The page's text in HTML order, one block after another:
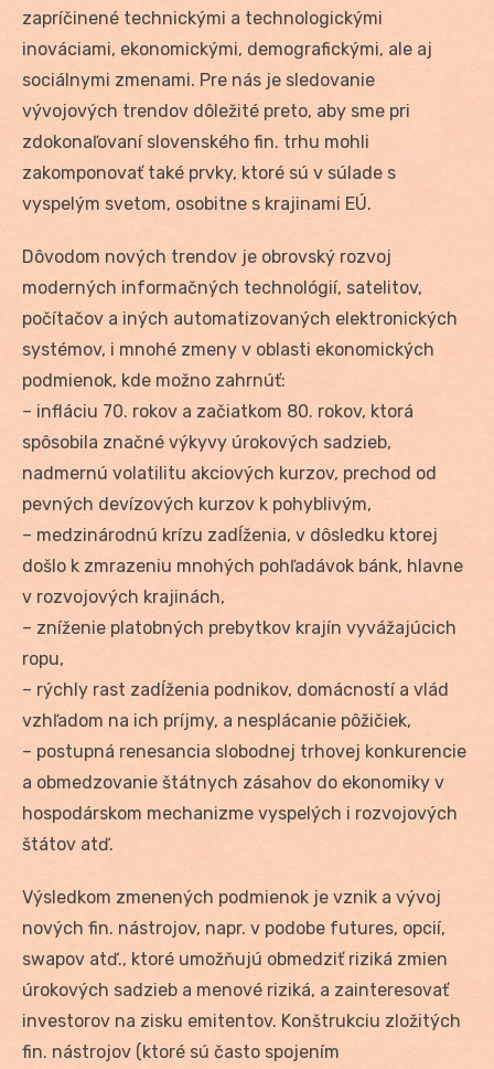
zapríčinené technickými a technologickými
inováciami, ekonomickými, demografickými, ale aj
sociálnymi zmenami. Pre nás je sledovanie
vývojových trendov dôležité preto, aby sme pri
zdokonaľovaní slovenského fin. trhu mohli
zakomponovať také prvky, ktoré sú v súlade s
vyspelým svetom, osobitne s krajinami EÚ.
Dôvodom nových trendov je obrovský rozvoj
moderných informačných technológií, satelitov,
počítačov a iných automatizovaných elektronických
systémov, i mnohé zmeny v oblasti ekonomických
podmienok, kde možno zahrnúť:
– infláciu 70. rokov a začiatkom 80. rokov, ktorá
spôsobila značné výkyvy úrokových sadzieb,
nadmernú volatilitu akciových kurzov, prechod od
pevných devízových kurzov k pohyblivým,
– medzinárodnú krízu zadĺženia, v dôsledku ktorej
došlo k zmrazeniu mnohých pohľadávok bánk, hlavne
v rozvojových krajinách,
– zníženie platobných prebytkov krajín vyvážajúcich
ropu,
– rýchly rast zadĺženia podnikov, domácností a vlád
vzhľadom na ich príjmy, a nesplácanie pôžičiek,
– postupná renesancia slobodnej trhovej konkurencie
a obmedzovanie štátnych zásahov do ekonomiky v
hospodárskom mechanizme vyspelých i rozvojových
štátov atď.
Výsledkom zmenených podmienok je vznik a vývoj
nových fin. nástrojov, napr. v podobe futures, opcií,
swapov atď., ktoré umožňujú obmedziť riziká zmien
úrokových sadzieb a menové riziká, a zainteresovať
investorov na zisku emitentov. Konštrukciu zložitých
fin. nástrojov (ktoré sú často spojením